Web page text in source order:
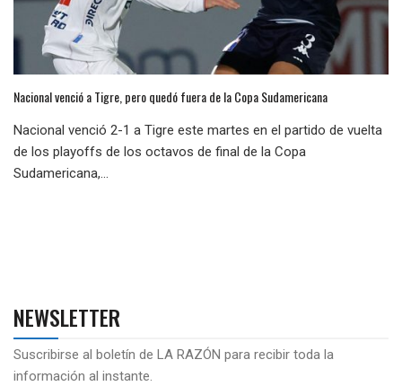
Nacional venció a Tigre, pero quedó fuera de la Copa Sudamericana
Nacional venció 2-1 a Tigre este martes en el partido de vuelta
de los playoffs de los octavos de final de la Copa
Sudamericana,...
NEWSLETTER
Suscribirse al boletín de LA RAZÓN para recibir toda la
información al instante.